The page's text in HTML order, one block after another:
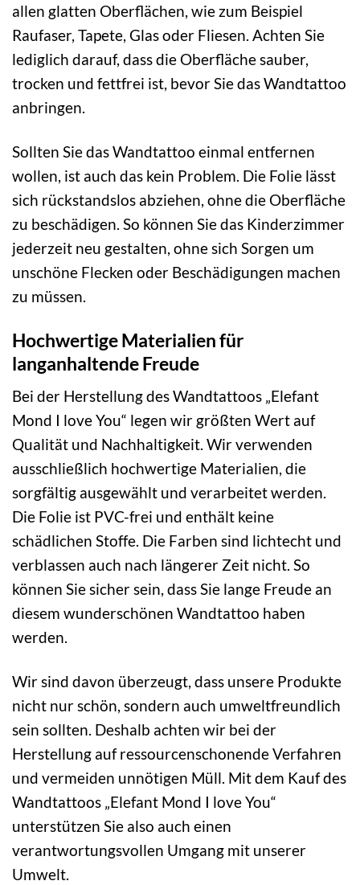
allen glatten Oberflächen, wie zum Beispiel
Raufaser, Tapete, Glas oder Fliesen. Achten Sie
lediglich darauf, dass die Oberfläche sauber,
trocken und fettfrei ist, bevor Sie das Wandtattoo
anbringen.
Sollten Sie das Wandtattoo einmal entfernen
wollen, ist auch das kein Problem. Die Folie lässt
sich rückstandslos abziehen, ohne die Oberfläche
zu beschädigen. So können Sie das Kinderzimmer
jederzeit neu gestalten, ohne sich Sorgen um
unschöne Flecken oder Beschädigungen machen
zu müssen.
Hochwertige Materialien für
langanhaltende Freude
Bei der Herstellung des Wandtattoos „Elefant
Mond I love You“ legen wir größten Wert auf
Qualität und Nachhaltigkeit. Wir verwenden
ausschließlich hochwertige Materialien, die
sorgfältig ausgewählt und verarbeitet werden.
Die Folie ist PVC-frei und enthält keine
schädlichen Stoffe. Die Farben sind lichtecht und
verblassen auch nach längerer Zeit nicht. So
können Sie sicher sein, dass Sie lange Freude an
diesem wunderschönen Wandtattoo haben
werden.
Wir sind davon überzeugt, dass unsere Produkte
nicht nur schön, sondern auch umweltfreundlich
sein sollten. Deshalb achten wir bei der
Herstellung auf ressourcenschonende Verfahren
und vermeiden unnötigen Müll. Mit dem Kauf des
Wandtattoos „Elefant Mond I love You“
unterstützen Sie also auch einen
verantwortungsvollen Umgang mit unserer
Umwelt.